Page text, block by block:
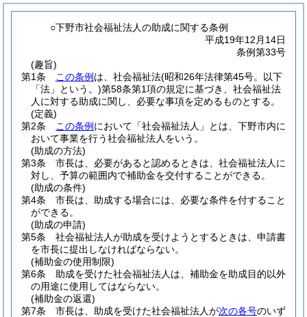
○下野市社会福祉法人の助成に関する条例
平成19年12月14日
条例第33号
(趣旨)
第1条
この条例 は、社会福祉法(昭和26年法律第45号。以下
「法」という。)第58条第1項の規定に基づき、社会福祉法
人に対する助成に関し、必要な事項を定めるものとする。
(定義)
第2条
この条例 において「社会福祉法人」とは、下野市内に
おいて事業を行う社会福祉法人をいう。
(助成の方法)
第3条
市長は、必要があると認めるときは、社会福祉法人に
対し、予算の範囲内で補助金を交付することができる。
(助成の条件)
第4条
市長は、助成する場合には、必要な条件を付すること
ができる。
(助成の申請)
第5条
社会福祉法人が助成を受けようとするときは、申請書
を市長に提出しなければならない。
(補助金の使用制限)
第6条
助成を受けた社会福祉法人は、補助金を助成目的以外
の用途に使用してはならない。
(補助金の返還)
第7条
市長は、助成を受けた社会福祉法人が次の各号のいず